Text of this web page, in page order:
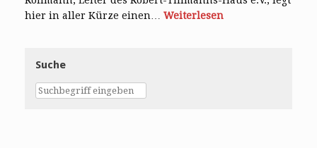
hier in aller Kürze einen… Weiterlesen
Suche